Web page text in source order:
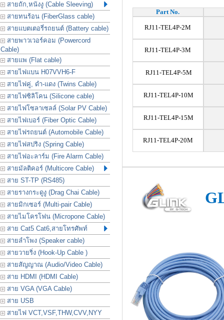
สายถัก,หนังงู (Cable Sleeving)
สายทนร้อน (FiberGlass cable)
สายแบตเตอรี่รถยนต์ (Battery cable)
สายพาวเวอร์คอม (Powercord
Cable)
สายแพ (Flat cable)
สายไฟแบน H07VVH6-F
สายไฟคู่, ดำ-แดง (Twins Cable)
สายไฟซิลิโคน (Silicone cable)
สายไฟโซลาเซลล์ (Solar PV Cable)
สายไฟเบอร์ (Fiber Optic Cable)
สายไฟรถยนต์ (Automobile Cable)
สายไฟสปริง (Spring Cable)
สายไฟอะลาร์ม (Fire Alarm Cable)
สายมัลติคอร์ (Multicore Cable)
สาย ST-TP (RS485)
สายรางกระดูงู (Drag Chai Cable)
สายมิกเซอร์ (Multi-pair Cable)
สายไมโครโฟน (Micropone Cable)
สาย Cat5 Cat6,สายโทรศัพท์
สายลำโพง (Speaker cable)
สายวายริ่ง (Hook-Up Cable )
สายสัญญาณ (Audio/Video Cable)
สาย HDMI (HDMI Cable)
สาย VGA (VGA Cable)
สาย USB
สายไฟ VCT,VSF,THW,CVV,NYY
Part No.
RJ11-TEL4P-2M
RJ11-TEL4P-3M
RJ11-TEL4P-5M
RJ11-TEL4P-10M
RJ11-TEL4P-15M
RJ11-TEL4P-20M